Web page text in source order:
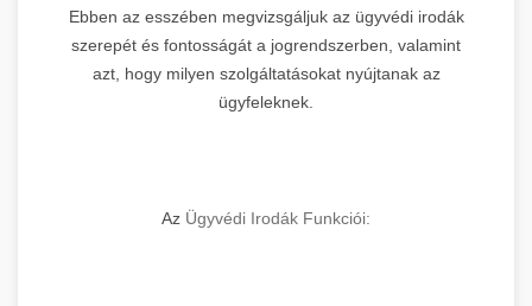
Ebben az esszében megvizsgáljuk az ügyvédi irodák
szerepét és fontosságát a jogrendszerben, valamint
azt, hogy milyen szolgáltatásokat nyújtanak az
ügyfeleknek.
Az Ügyvédi Irodák Funkciói: